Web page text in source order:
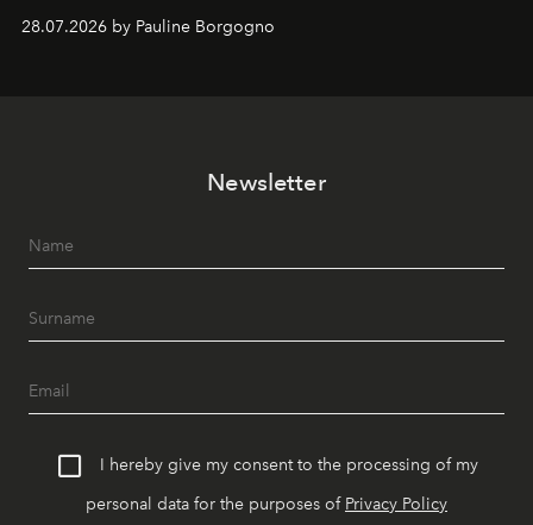
samenkomen.
28.07.2026 by Pauline Borgogno
Newsletter
I hereby give my consent to the processing of my
personal data for the purposes of Privacy Policy